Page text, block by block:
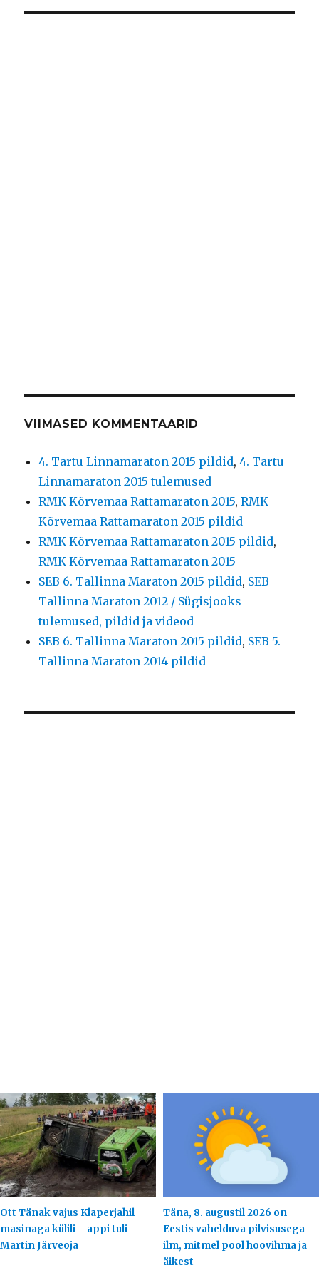
VIIMASED KOMMENTAARID
4. Tartu Linnamaraton 2015 pildid,4. Tartu
Linnamaraton 2015 tulemused
RMK Kõrvemaa Rattamaraton 2015,RMK
Kõrvemaa Rattamaraton 2015 pildid
RMK Kõrvemaa Rattamaraton 2015 pildid,
RMK Kõrvemaa Rattamaraton 2015
SEB 6. Tallinna Maraton 2015 pildid, SEB
Tallinna Maraton 2012 / Sügisjooks
tulemused, pildid ja videod
SEB 6. Tallinna Maraton 2015 pildid, SEB 5.
Tallinna Maraton 2014 pildid
Ott Tänak vajus Klaperjahil
masinaga külili – appi tuli
Martin Järveoja
Täna, 8. augustil 2026 on
Eestis vahelduva pilvisusega
ilm, mitmel pool hoovihma ja
äikest